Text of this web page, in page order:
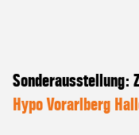
Sonderausstellung:
Hypo Vorarlberg